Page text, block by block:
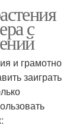
с
и грамотно
заиграть